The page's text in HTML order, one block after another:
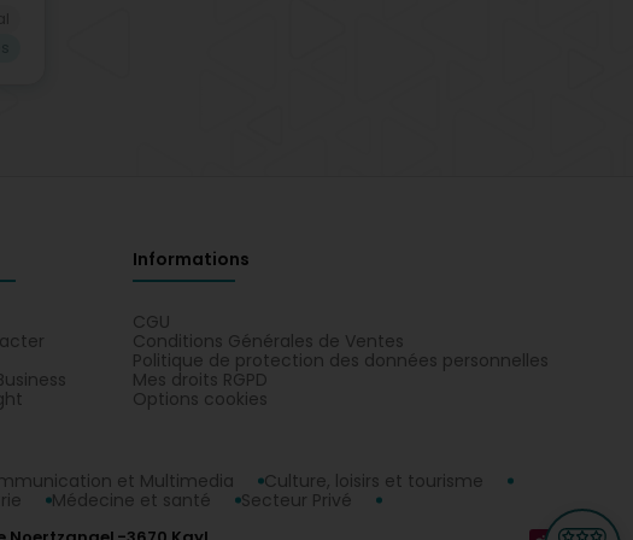
Informations
CGU
Conditions Générales de Ventes
Politique de protection des données personnelles
Mes droits RGPD
Options cookies
et Multimedia
Culture, loisirs et tourisme
Médecine et santé
Secteur Privé